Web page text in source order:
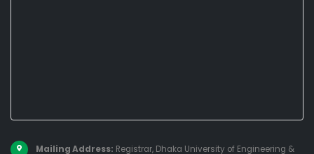
Mailing Address: Registrar, Dhaka University of Engineering &